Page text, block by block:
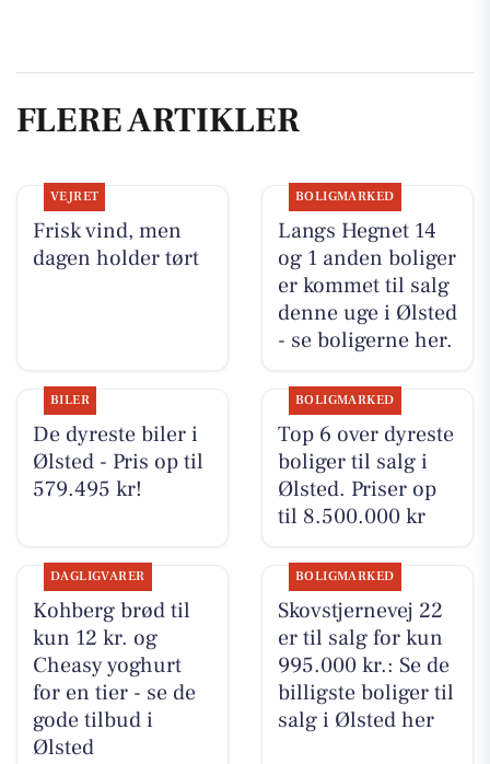
FLERE ARTIKLER
VEJRET
Frisk vind, men
dagen holder tørt
BOLIGMARKED
Langs Hegnet 14
og 1 anden boliger
er kommet til salg
denne uge i Ølsted
- se boligerne her.
BILER
De dyreste biler i
Ølsted - Pris op til
579.495 kr!
BOLIGMARKED
Top 6 over dyreste
boliger til salg i
Ølsted. Priser op
til 8.500.000 kr
DAGLIGVARER
Kohberg brød til
kun 12 kr. og
Cheasy yoghurt
for en tier - se de
gode tilbud i
Ølsted
BOLIGMARKED
Skovstjernevej 22
er til salg for kun
995.000 kr.: Se de
billigste boliger til
salg i Ølsted her